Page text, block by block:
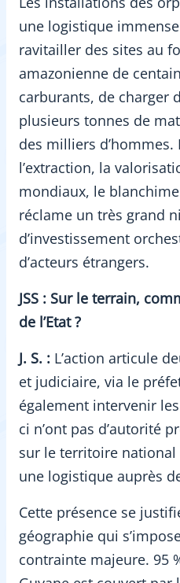
une logistique
ravitailler des sites au
amazonienne de
carburants, de charger
plusieurs tonnes de
des milliers
l’extraction, la
mondiaux, le
réclame un très grand
d’investissement
d’acteurs étrangers.
JSS : Sur le terrain,
de l’Etat ?
J. S. : L’action articule
et judiciaire, via le
également intervenir
ci n’ont pas d’autorité
sur le territoire
une logistique auprès
Cette présence se
géographie qui
contrainte majeure. 95